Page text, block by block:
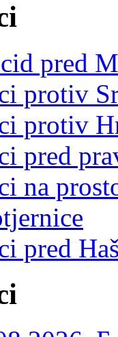
pred
protiv
protiv
pred
na
pred